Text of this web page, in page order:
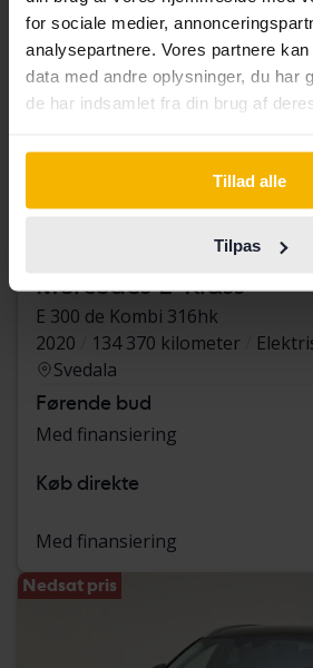
for sociale medier,
analysepartnere. Vores partnere
data med andre oplysninger, du har
de har indsamlet fra din brug af
Tillad alle
Tilpas
Mercedes E-Klass
E 300 de Kombi 316hk
2020
134 370 kilometer
Svedala
Førende bud
Med finansiering
Køb direkte
Med finansiering
Nedsat pris